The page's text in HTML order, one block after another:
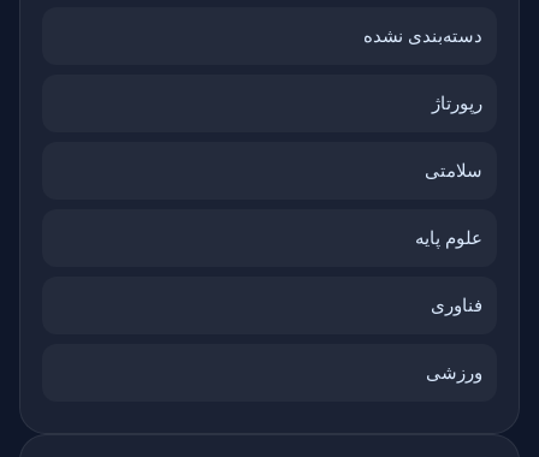
دسته‌بندی نشده
رپورتاژ
سلامتی
علوم پایه
فناوری
ورزشی